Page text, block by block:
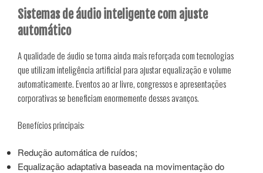
Sistemas de áudio inteligente com ajuste
automático
A qualidade de áudio se torna ainda mais reforçada com tecnologias
que utilizam inteligência artificial para ajustar equalização e volume
automaticamente. Eventos ao ar livre, congressos e apresentações
corporativas se beneficiam enormemente desses avanços.
Benefícios principais:
Redução automática de ruídos;
Equalização adaptativa baseada na movimentação do